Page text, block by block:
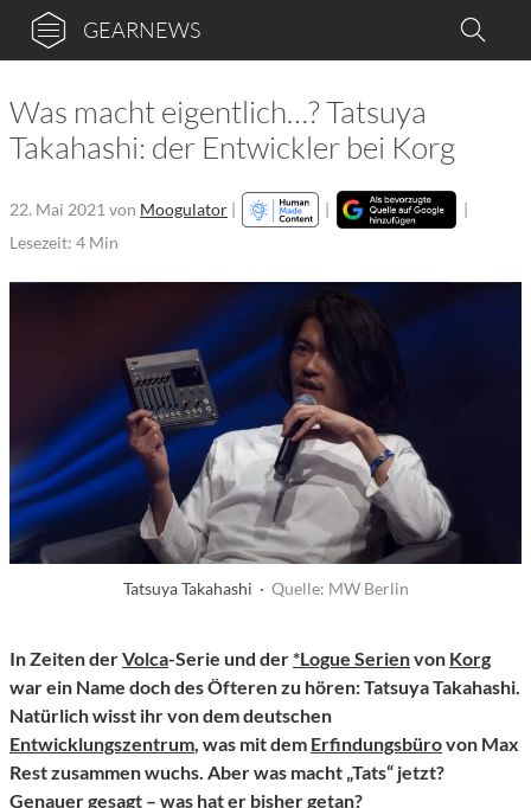
GEARNEWS
Was macht eigentlich…? Tatsuya
Takahashi: der Entwickler bei Korg
22. Mai 2021 von Moogulator | |
|
Lesezeit: 4 Min
Tatsuya Takahashi · Quelle: MW Berlin
In Zeiten derVolca-Serie und der*Logue Serienvon Korg
war ein Name doch des Öfteren zu hören: Tatsuya Takahashi.
Natürlich wisst ihr von dem deutschen
Entwicklungszentrum, was mit dem Erfindungsbürovon Max
Rest zusammen wuchs. Aber was macht „Tats“ jetzt?
Genauer gesagt – was hat er bisher getan?